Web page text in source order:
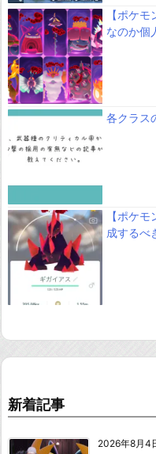
【ポケ
なのか個
各クラス
【ポケ
成するべ
新着記事
2026年8月4